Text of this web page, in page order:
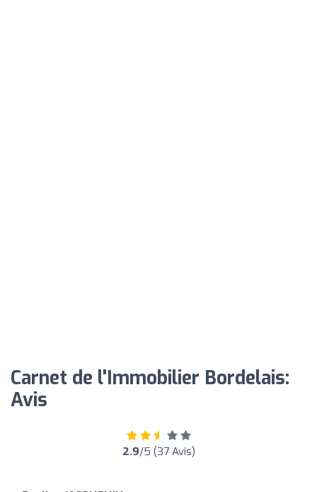
Carnet de l'Immobilier Bordelais:
Avis
2.9/5 (37 Avis)